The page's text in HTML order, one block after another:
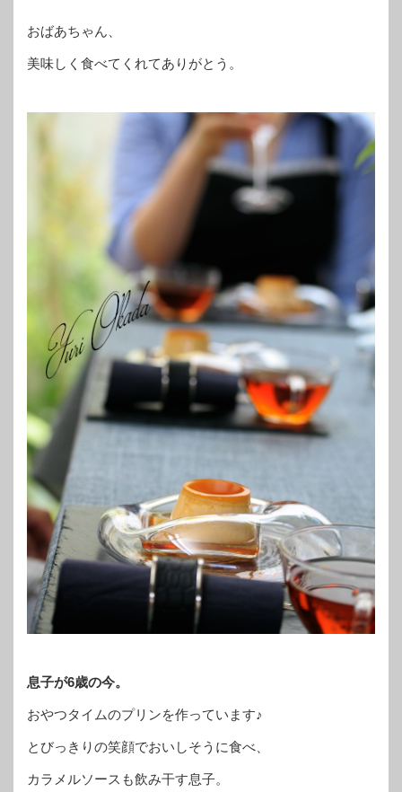
おばあちゃん、
美味しく食べてくれてありがとう。
息子が6歳の今。
おやつタイムのプリンを作っています♪
とびっきりの笑顔でおいしそうに食べ、
カラメルソースも飲み干す息子。